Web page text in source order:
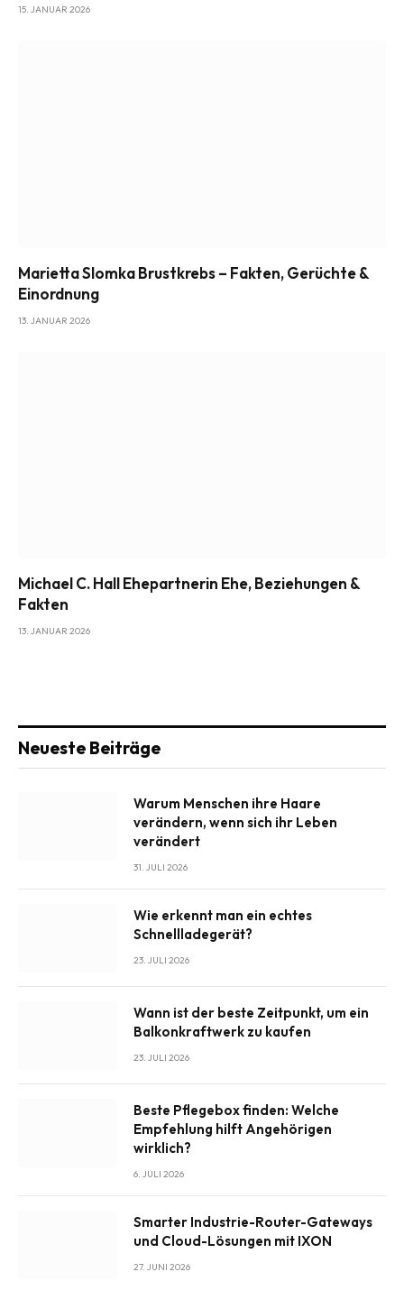
15. JANUAR 2026
Marietta Slomka Brustkrebs – Fakten, Gerüchte &
Einordnung
13. JANUAR 2026
Michael C. Hall Ehepartnerin Ehe, Beziehungen &
Fakten
13. JANUAR 2026
Neueste Beiträge
Warum Menschen ihre Haare
verändern, wenn sich ihr Leben
verändert
31. JULI 2026
Wie erkennt man ein echtes
Schnellladegerät?
23. JULI 2026
Wann ist der beste Zeitpunkt, um ein
Balkonkraftwerk zu kaufen
23. JULI 2026
Beste Pflegebox finden: Welche
Empfehlung hilft Angehörigen
wirklich?
6. JULI 2026
Smarter Industrie-Router-Gateways
und Cloud-Lösungen mit IXON
27. JUNI 2026